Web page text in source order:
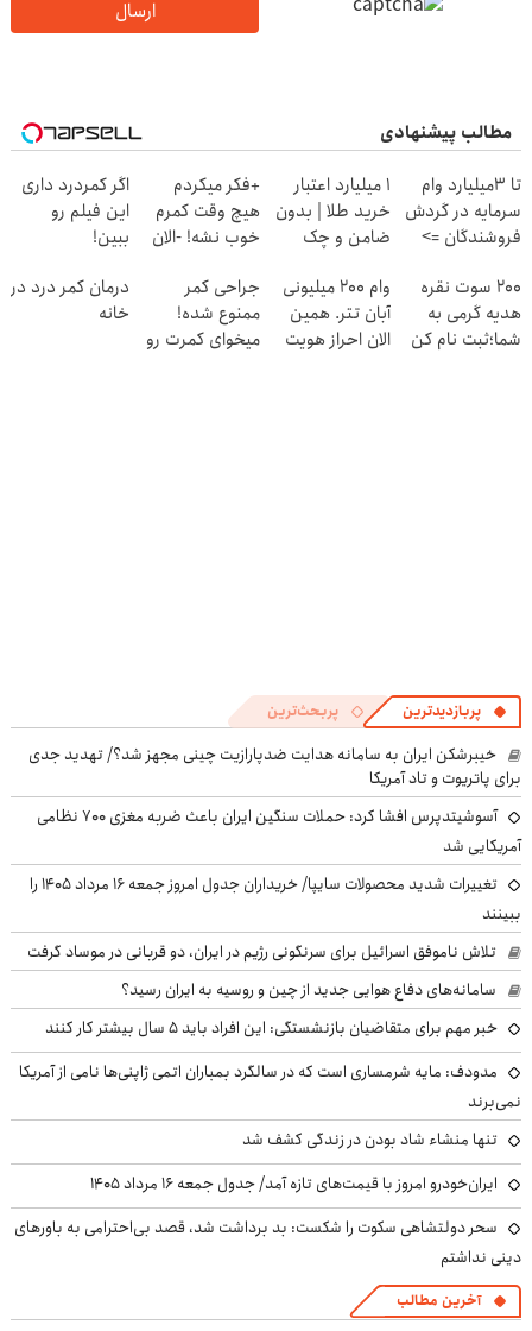
ارسال
مطالب پیشنهادی
تا 3میلیارد وام
سرمایه در گردش
فروشندگان =>
ثبت کن
۱ میلیارد اعتبار
خرید طلا | بدون
ضامن و چک
+فکر میکردم
هیچ وقت کمرم
خوب نشه! -الان
شدید؟ +بله
اگر کمردرد داری
این فیلم رو
ببین!
پر کن◖
200 سوت نقره
هدیه گرمی به
شما؛ثبت نام کن
وام 200 میلیونی
آبان تتر. همین
الان احراز هویت
جراحی کمر
ممنوع شده!
میخوای کمرت رو
درمان کمر درد در
خانه
پربازدیدترین پربحث‌ترین
خیبرشکن ایران به سامانه هدایت ضدپارازیت چینی مجهز شد؟/ تهدید جدی
برای پاتریوت و تاد آمریکا
آسوشیتدپرس افشا کرد: حملات سنگین ایران باعث ضربه مغزی ۷۰۰ نظامی
آمریکایی شد
تغییرات شدید محصولات سایپا/ خریداران جدول امروز جمعه ۱۶ مرداد ۱۴۰۵ را
ببینند
تلاش ناموفق اسرائیل برای سرنگونی رژیم در ایران، دو قربانی در موساد گرفت
سامانه‌های دفاع هوایی جدید از چین و روسیه به ایران رسید؟
خبر مهم برای متقاضیان بازنشستگی: این افراد باید ۵ سال بیشتر کار کنند
مدودف: مایه شرمساری است که در سالگرد بمباران اتمی ژاپنی‌ها نامی از آمریکا
نمی‌برند
تنها منشاء شاد بودن در زندگی کشف شد
ایران‌خودرو امروز با قیمت‌های تازه آمد/ جدول جمعه ۱۶ مرداد ۱۴۰۵
سحر دولتشاهی سکوت را شکست: بد برداشت شد، قصد بی‌احترامی به باورهای
دینی نداشتم
آخرین مطالب